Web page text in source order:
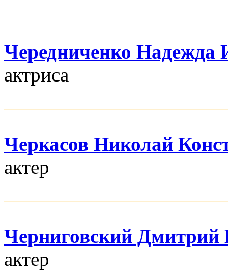
Чередниченко Надежда
актриса
Черкасов Николай
актер
Черниговский Дмитрий
актер